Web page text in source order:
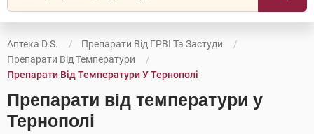
Аптека D.S.
Препарати Від ГРВІ Та Застуди
Препарати Від Температури
Препарати Від Температури У Тернополі
Препарати від температури у
Тернополі